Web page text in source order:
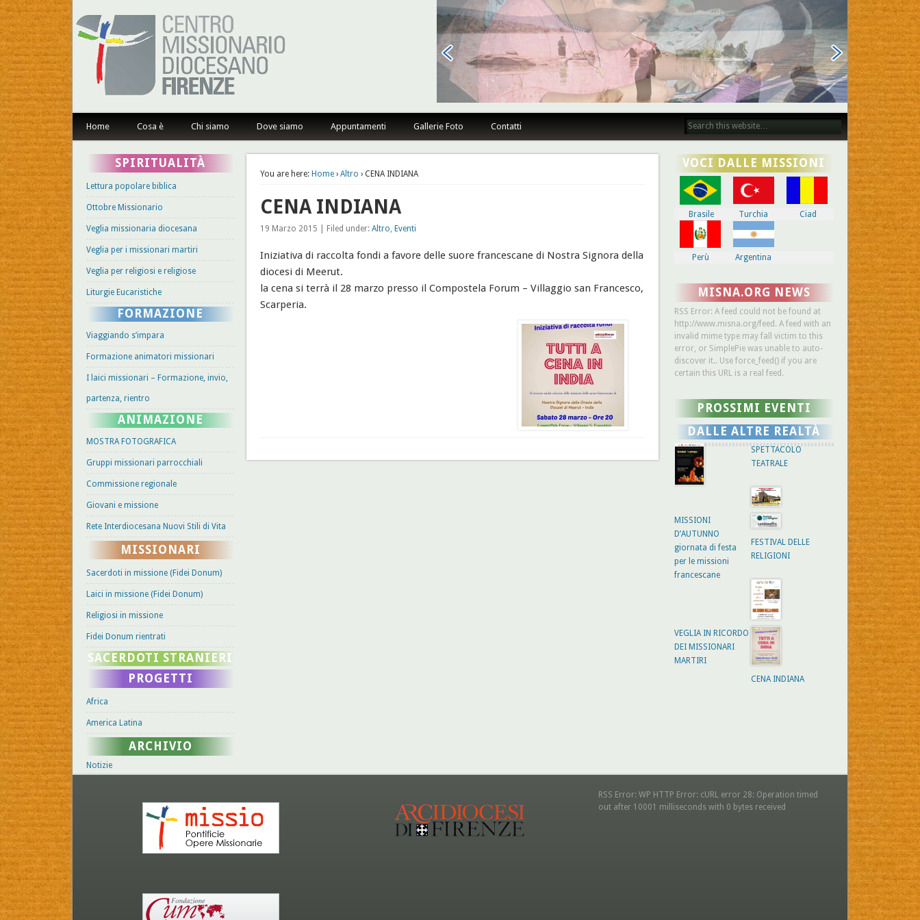
Centro Missionario Diocesano Firenze
Home Cosa è Chi siamo Dove siamo Appuntamenti Gallerie Foto Contatti
You are here: Home› Altro › CENA INDIANA
CENA INDIANA
19 Marzo 2015 | Filed under: Altro, Eventi
Iniziativa di raccolta fondi a favore delle suore francescane di Nostra Signora della
diocesi di Meerut.
la cena si terrà il 28 marzo presso il Compostela Forum – Villaggio san Francesco,
Scarperia.
SPIRITUALITÀ
Lettura popolare biblica
Ottobre Missionario
Veglia missionaria diocesana
Veglia per i missionari martiri
Veglia per religiosi e religiose
Liturgie Eucaristiche
FORMAZIONE
Viaggiando s’impara
Formazione animatori missionari
I laici missionari – Formazione, invio,
partenza, rientro
ANIMAZIONE
MOSTRA FOTOGRAFICA
Gruppi missionari parrocchiali
Commissione regionale
Giovani e missione
Rete Interdiocesana Nuovi Stili di Vita
MISSIONARI
Sacerdoti in missione (Fidei Donum)
Laici in missione (Fidei Donum)
Religiosi in missione
Fidei Donum rientrati
SACERDOTI STRANIERI
PROGETTI
Africa
America Latina
ARCHIVIO
Notizie
VOCI DALLE MISSIONI
Brasile Turchia Ciad
Perù Argentina
MISNA.ORG NEWS
RSS Error: A feed could not be found at
http://www.misna.org/feed. A feed with an
invalid mime type may fall victim to this
error, or SimplePie was unable to auto-
discover it.. Use force_feed() if you are
certain this URL is a real feed.
PROSSIMI EVENTI
DALLE ALTRE REALTÀ
SPETTACOLO
TEATRALE
MISSIONI
D’AUTUNNO
giornata di festa
per le missioni
francescane
FESTIVAL DELLE
RELIGIONI
VEGLIA IN RICORDO
DEI MISSIONARI
MARTIRI
CENA INDIANA
RSS Error: WP HTTP Error: cURL error 28: Operation timed
out after 10001 milliseconds with 0 bytes received